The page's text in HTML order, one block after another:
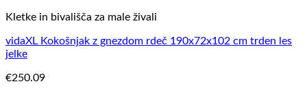
Kletke in bivališča za male živali
vidaXL Kokošnjak z gnezdom rdeč 190x72x102 cm trden les
jelke
€250.09